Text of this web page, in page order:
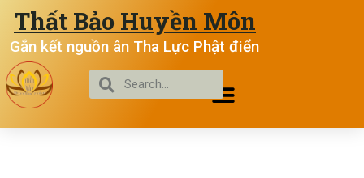
Thất Bảo Huyền Môn
Gắn kết nguồn ân Tha Lực Phật điển